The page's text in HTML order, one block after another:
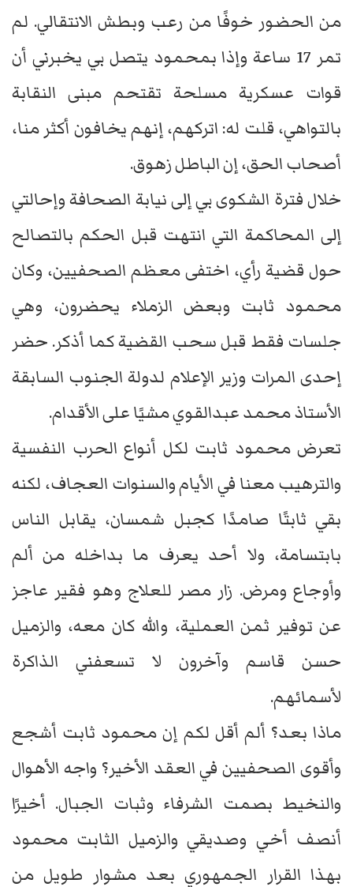
من الحضور خوفًا من رعب وبطش الانتقالي. لم
تمر 17 ساعة وإذا بمحمود يتصل بي يخبرني أن
قوات عسكرية مسلحة تقتحم مبنى النقابة
بالتواهي، قلت له: اتركهم، إنهم يخافون أكثر منا،
أصحاب الحق، إن الباطل زهوق.
خلال فترة الشكوى بي إلى نيابة الصحافة وإحالتي
إلى المحاكمة التي انتهت قبل الحكم بالتصالح
حول قضية رأي، اختفى معظم الصحفيين، وكان
محمود ثابت وبعض الزملاء يحضرون، وهي
جلسات فقط قبل سحب القضية كما أذكر. حضر
إحدى المرات وزير الإعلام لدولة الجنوب السابقة
الأستاذ محمد عبدالقوي مشيًا على الأقدام.
تعرض محمود ثابت لكل أنواع الحرب النفسية
والترهيب معنا في الأيام والسنوات العجاف، لكنه
بقي ثابتًا صامدًا كجبل شمسان، يقابل الناس
بابتسامة، ولا أحد يعرف ما بداخله من ألم
وأوجاع ومرض. زار مصر للعلاج وهو فقير عاجز
عن توفير ثمن العملية، والله كان معه، والزميل
حسن قاسم وآخرون لا تسعفني الذاكرة
لأسمائهم.
ماذا بعد؟ ألم أقل لكم إن محمود ثابت أشجع
وأقوى الصحفيين في العقد الأخير؟ واجه الأهوال
والنخيط بصمت الشرفاء وثبات الجبال. أخيرًا
أنصف أخي وصديقي والزميل الثابت محمود
بهذا القرار الجمهوري بعد مشوار طويل من